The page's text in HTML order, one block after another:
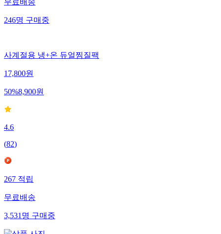
무료배송
246명구매중
사계절용 냉+온 듀얼찜질팩
17,800원
50%8,900원
4.6
(82)
267적립
무료배송
3,531명구매중